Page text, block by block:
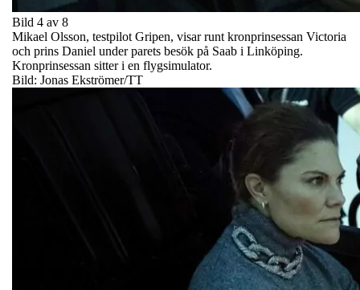
Bild 4 av 8
Mikael Olsson, testpilot Gripen, visar runt kronprinsessan Victoria
och prins Daniel under parets besök på Saab i Linköping.
Kronprinsessan sitter i en flygsimulator.
Bild: Jonas Ekströmer/TT